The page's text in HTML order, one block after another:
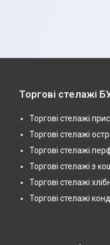
Торгові стелажі
Торгові стелажі
Торгові стелажі
Торгові стелажі
Торгові стелажі з
Торгові стелажі
Торгові стелажі